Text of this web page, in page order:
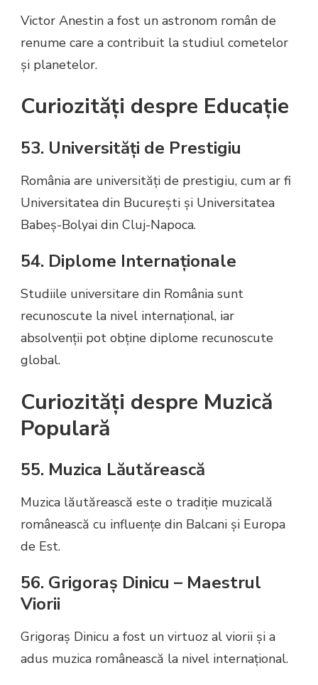
Victor Anestin a fost un astronom român de
renume care a contribuit la studiul cometelor
și planetelor.
Curiozități despre Educație
53. Universități de Prestigiu
România are universități de prestigiu, cum ar fi
Universitatea din București și Universitatea
Babeș-Bolyai din Cluj-Napoca.
54. Diplome Internaționale
Studiile universitare din România sunt
recunoscute la nivel internațional, iar
absolvenții pot obține diplome recunoscute
global.
Curiozități despre Muzică
Populară
55. Muzica Lăutărească
Muzica lăutărească este o tradiție muzicală
românească cu influențe din Balcani și Europa
de Est.
56. Grigoraș Dinicu – Maestrul
Viorii
Grigoraș Dinicu a fost un virtuoz al viorii și a
adus muzica românească la nivel internațional.